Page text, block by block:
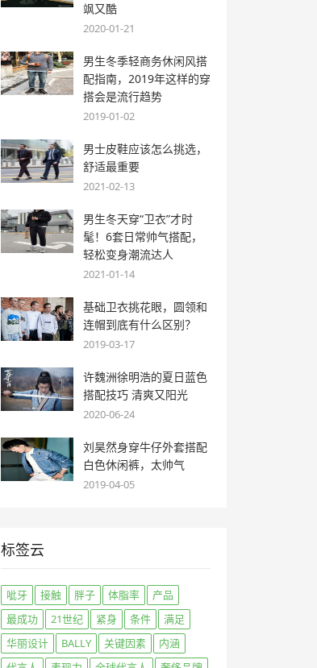
飒又酷
2020-01-21
男生冬季轻商务休闲风搭
配指南，2019年这样的穿
搭会是流行趋势
2019-01-02
男士皮鞋应该怎么挑选，
舒适最重要
2021-02-13
男生冬天穿“卫衣”才时
髦！6套日常帅气搭配，
轻松变身潮流达人
2021-01-14
基础卫衣挑花眼，圆领和
连帽到底有什么区别？
2019-03-17
许魏洲徐明浩的夏日蓝色
搭配技巧 清爽又阳光
2020-06-24
刘昊然身穿牛仔外套搭配
白色休闲裤，太帅气
2019-04-05
标签云
呲牙 接触 胖子 体脂率
产品
最成功
21世纪 紧身 条件
满足
华丽设计
BALLY 关键因素
内涵